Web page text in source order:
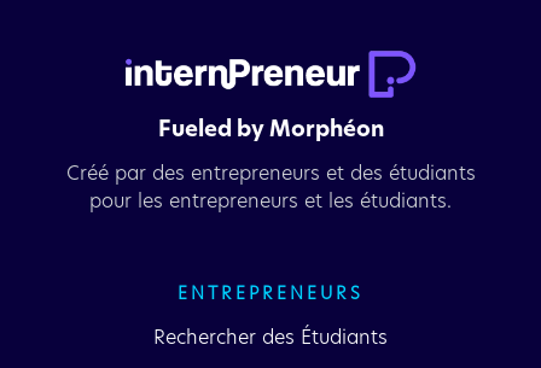
Fueled by Morphéon
Créé par des entrepreneurs et des étudiants
pour les entrepreneurs et les étudiants.
ENTREPRENEURS
Rechercher des Étudiants